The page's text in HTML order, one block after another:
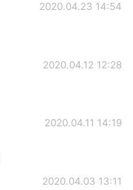
2020.04.23 14:54
2020.04.12 12:28
2020.04.11 14:19
2020.04.03 13:11